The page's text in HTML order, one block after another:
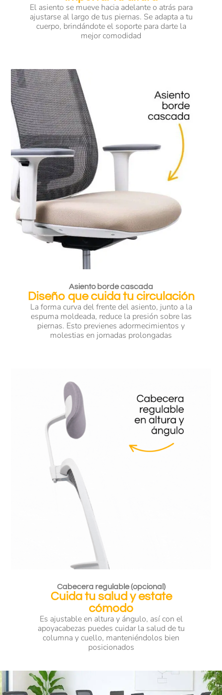
El asiento se mueve hacia adelante o atrás para
ajustarse al largo de tus piernas. Se adapta a tu
cuerpo, brindándote el soporte para darte la
mejor comodidad
Asiento borde cascada
Diseño que cuida tu circulación
La forma curva del frente del asiento, junto a la
espuma moldeada, reduce la presión sobre las
piernas. Esto previenes adormecimientos y
molestias en jornadas prolongadas
Cabecera regulable (opcional)
Cuida tu salud y estate
cómodo
Es ajustable en altura y ángulo, así con el
apoyacabezas puedes cuidar la salud de tu
columna y cuello, manteniéndolos bien
posicionados